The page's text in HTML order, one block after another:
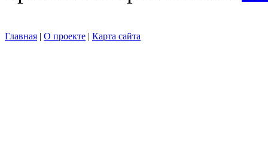
Главная | О проекте | Карта сайта